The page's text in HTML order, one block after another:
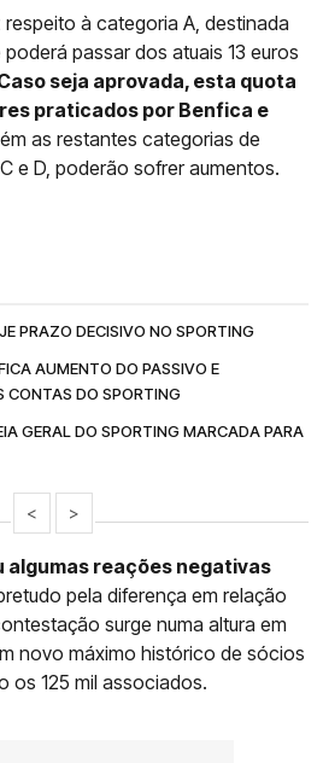
à categoria A, destinada
passar dos atuais 13 euros
seja aprovada, esta quota
praticados por Benfica e
as restantes categorias de
e D, poderão sofrer aumentos.
PRAZO DECISIVO NO SPORTING
AUMENTO DO PASSIVO E
CONTAS DO SPORTING
GERAL DO SPORTING MARCADA PARA
< >
algumas reações negativas
pela diferença em relação
surge numa altura em
novo máximo histórico de sócios
os 125 mil associados.